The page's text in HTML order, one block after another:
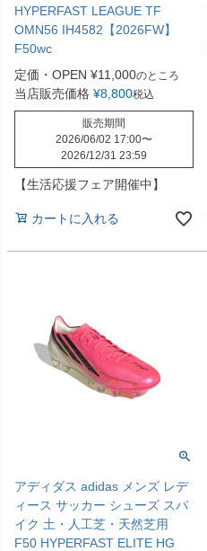
HYPERFAST LEAGUE TF
OMN56 IH4582【2026FW】
F50wc
定価・OPEN ¥11,000のところ
当店販売価格 ¥8,800税込
販売期間
2026/06/02 17:00〜
2026/12/31 23:59
【生活応援フェア開催中】
カートに入れる
アディダス adidas メンズ レデ
ィース サッカー シューズ スパ
イク 土・人工芝・天然芝用
F50 HYPERFAST ELITE HG